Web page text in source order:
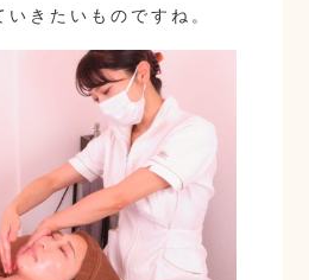
きたいものですね。